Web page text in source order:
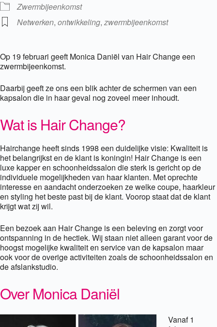
Zwermbijeenkomst
Netwerken, ontwikkeling, zwermbijeenkomst
Op 19 februari geeft Monica Daniël van Hair Change een
zwermbijeenkomst.
Daarbij geeft ze ons een blik achter de schermen van een
kapsalon die in haar geval nog zoveel meer inhoudt.
Wat is Hair Change?
Hairchange heeft sinds 1998 een duidelijke visie: Kwaliteit is
het belangrijkst en de klant is koningin! Hair Change is een
luxe kapper en schoonheidssalon die sterk is gericht op de
individuele mogelijkheden van haar klanten. Met oprechte
interesse en aandacht onderzoeken ze welke coupe, haarkleur
en styling het beste past bij de klant. Voorop staat dat de klant
krijgt wat zij wil.
Een bezoek aan Hair Change is een beleving en zorgt voor
ontspanning in de hectiek. Wij staan niet alleen garant voor de
hoogst mogelijke kwaliteit en service van de kapsalon maar
ook voor de overige activiteiten zoals de schoonheidssalon en
de afslankstudio.
Over Monica Daniël
Vanaf 1